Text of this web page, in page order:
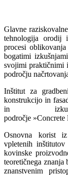
Glavne
tehnologija orodij
procesi
bogatimi
svojimi praktičnimi
področju
Inštitut za
konstrukcijo in
in
področje
Osnovna korist
vpletenih
kovinske
teoretičnega
znanstvenim